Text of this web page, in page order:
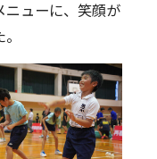
ニューに、笑顔が